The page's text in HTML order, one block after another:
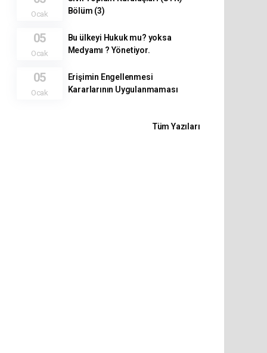
Ocak
Bölüm (3)
05
Ocak
Bu ülkeyi Hukuk mu? yoksa
Medyamı ? Yönetiyor.
05
Ocak
Erişimin Engellenmesi
Kararlarının Uygulanmaması
Tüm Yazıları